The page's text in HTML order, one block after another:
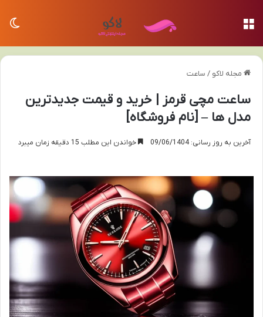
مجله لاکو / ساعت
ساعت مچی قرمز | خرید و قیمت جدیدترین
مدل ها – [نام فروشگاه]
آخرین به روز رسانی: 09/06/1404 خواندن این مطلب 15 دقیقه زمان میبرد